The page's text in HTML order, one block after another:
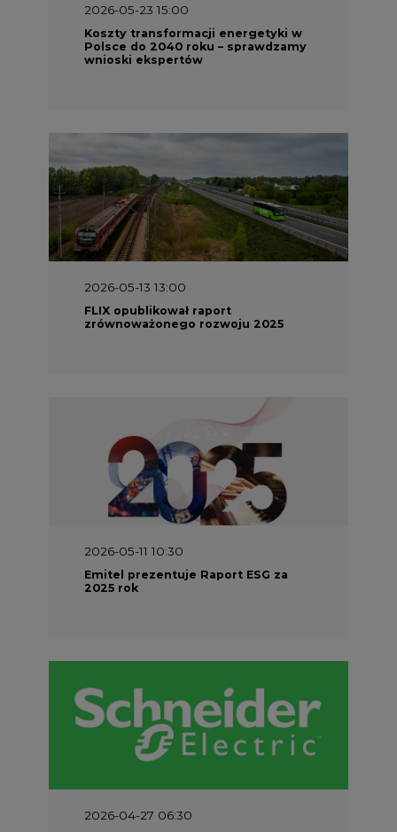
2026-05-23 15:00
Koszty transformacji energetyki w
Polsce do 2040 roku – sprawdzamy
wnioski ekspertów
2026-05-13 13:00
FLIX opublikował raport
zrównoważonego rozwoju 2025
2026-05-11 10:30
Emitel prezentuje Raport ESG za
2025 rok
2026-04-27 06:30